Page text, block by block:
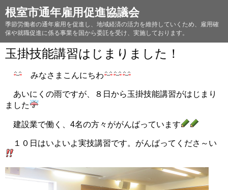
根室市通年雇用促進協議会
季節労働者の通年雇用を促進し、地域経済の活力を維持していくため、雇用確
保や就職促進に係る事業を国から委託を受け、実施しております。
玉掛技能講習はじまりました！
みなさまこんにちわ
あいにくの雨ですが、８日から玉掛技能講習がはじまり
ました
建設業で働く、4名の方々ががんばっています
１０日はいよいよ実技講習です。がんばってくださ～い